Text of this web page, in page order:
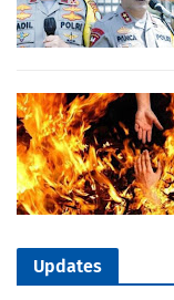
Updates